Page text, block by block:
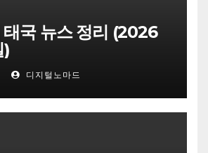
태국 뉴스 정리 (2026
)
디지털노마드